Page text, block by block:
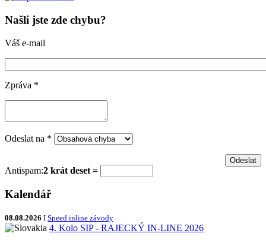
Našli jste zde chybu?
Váš e-mail
Zpráva *
Odeslat na *
Antispam:2 krát deset =
Kalendář
08.08.2026 I Speed inline závody
4. Kolo SIP - RAJECKÝ IN-LINE 2026